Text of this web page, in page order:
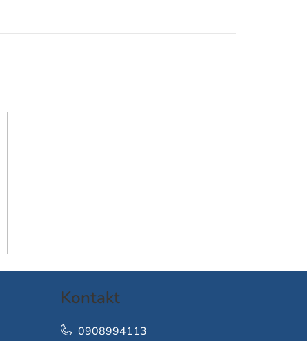
Kontakt
0908994113